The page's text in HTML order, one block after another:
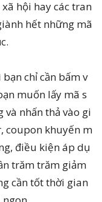
hội hay các tran
hết những mã
chỉ cần bấm v
muốn lấy mã s
nhấn thả vào gi
coupon khuyến m
điều kiện áp dụ
trăm trăm giảm
cần tốt thời gian